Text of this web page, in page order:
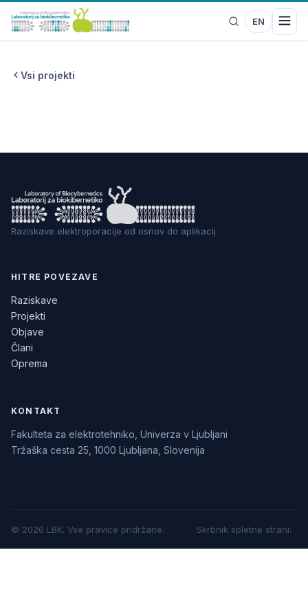
EN
Vsi projekti
Raziskave elektroporacije od osnov do aplikacij
HITRE POVEZAVE
Raziskave
Projekti
Objave
Člani
Oprema
KONTAKT
Fakulteta za elektrotehniko, Univerza v Ljubljani
Tržaška cesta 25, 1000 Ljubljana, Slovenija
© 2026 LBK. Vse pravice pridržane. Skrbnik spletne strani: